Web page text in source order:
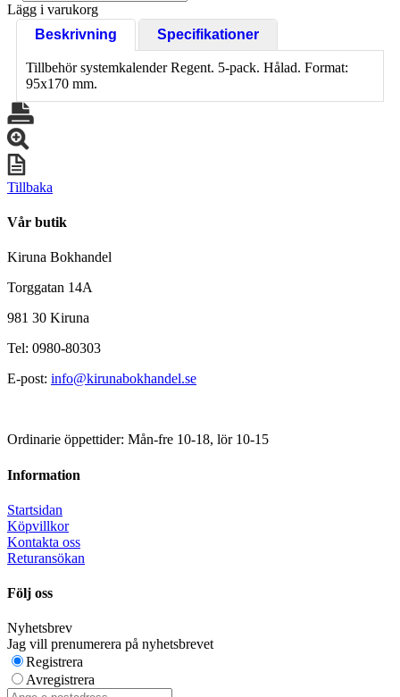
Lägg i varukorg
Beskrivning
Specifikationer
Tillbehör systemkalender Regent. 5-pack. Hålad. Format:
95x170 mm.
Tillbaka
Vår butik
Kiruna Bokhandel
Torggatan 14A
981 30 Kiruna
Tel: 0980-80303
E-post: info@kirunabokhandel.se
Ordinarie öppettider: Mån-fre 10-18, lör 10-15
Information
Startsidan
Köpvillkor
Kontakta oss
Returansökan
Följ oss
Nyhetsbrev
Jag vill prenumerera på nyhetsbrevet
Registrera
Avregistrera